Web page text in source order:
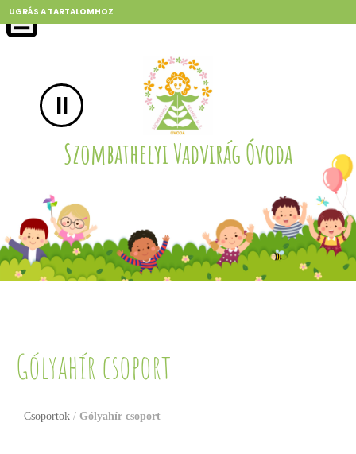
UGRÁS A TARTALOMHOZ
Szombathelyi Vadvirág Óvoda
II
Szombathelyi Vadvirág Óvoda
Szombathelyi Vadvirág Óvoda
Gólyahír csoport
Csoportok / Gólyahír csoport